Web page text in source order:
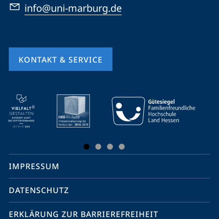
info@uni-marburg.de
KONTAKT & SERVICE
Mobile-
Service-
Navigation
Social
Media
Kontakte
IMPRESSUM
DATENSCHUTZ
ERKLÄRUNG ZUR BARRIEREFREIHEIT